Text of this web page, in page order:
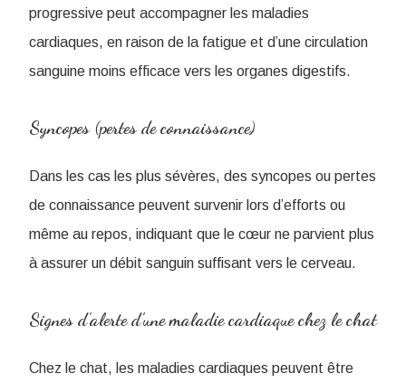
progressive peut accompagner les maladies
cardiaques, en raison de la fatigue et d’une circulation
sanguine moins efficace vers les organes digestifs.
Syncopes (pertes de connaissance)
Dans les cas les plus sévères, des syncopes ou pertes
de connaissance peuvent survenir lors d’efforts ou
même au repos, indiquant que le cœur ne parvient plus
à assurer un débit sanguin suffisant vers le cerveau.
Signes d’alerte d’une maladie cardiaque chez le chat
Chez le chat, les maladies cardiaques peuvent être